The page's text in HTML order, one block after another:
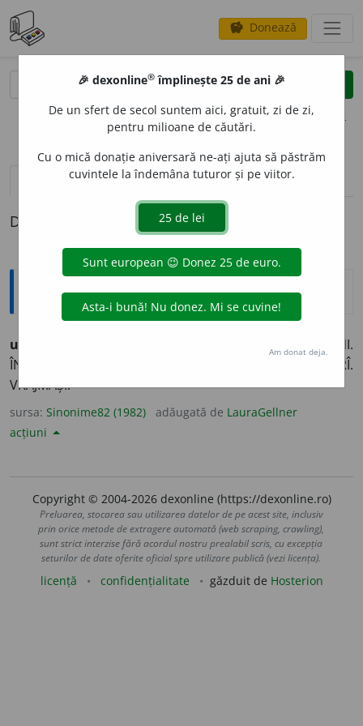
savings Donează
clear
opțiuni
definiții (1) pronunțievolume_up (1)
Definiția cu ID-ul 1049165:
Sinonime
urgis
ALUNGA. DUȘMĂNI. EXILA. GONI. IZGONI.
ÎNFURIA. MÎNIA. OSTRACIZA. PROSCRIE. SURGHIUNI. URÎ.
VRĂJMĂȘI.
sursa: Sinonime82 (1982) adăugată de LauraGellner
acțiuni
Copyright © 2004-2026 dexonline (https://dexonline.ro)
Preluarea, stocarea sau utilizarea datelor de pe acest site, inclusiv
prin orice metode de extragere automată (web scraping, crawling),
sunt strict interzise fără acordul nostru prealabil scris, cu excepția
seturilor de date oferite oficial spre utilizare publică (vezi licența).
licență confidențialitate găzduit de Hosterion
🎉 dexonline® împlinește 25 de ani 🎉
De un sfert de secol suntem aici, gratuit, zi de zi,
pentru milioane de căutări.
Cu o mică donație aniversară ne-ați ajuta să păstrăm
cuvintele la îndemâna tuturor și pe viitor.
Am donat deja.